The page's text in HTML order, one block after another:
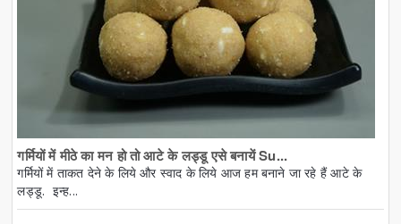
गर्मियों में मीठे का मन हो तो आटे के लड्डू एसे बनायें Su...
गर्मियों में ताकत देने के लिये और स्वाद के लिये आज हम बनाने जा रहे हैं आटे के
लड्डू. इन्ह...